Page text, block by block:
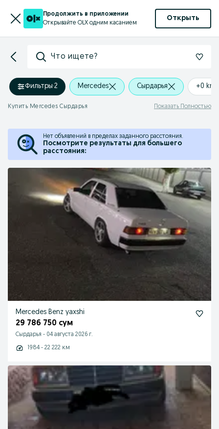
Продолжить в приложении
Открывайте OLX одним касанием
Открыть
Что ищете?
Фильтры·2 Mercedes Cырдарья +0 km
Купить Mercedes Cырдарья Показать Полностью
Нет объявлений в пределах заданного расстояния.
Посмотрите результаты для большего
расстояния:
Mercedes Benz yaxshi
29 786 750 сум
Сырдарья - 04 августа 2026 г.
1984 - 22 222 км